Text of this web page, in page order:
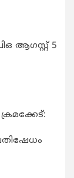
ആഗസ്റ്റ് 5